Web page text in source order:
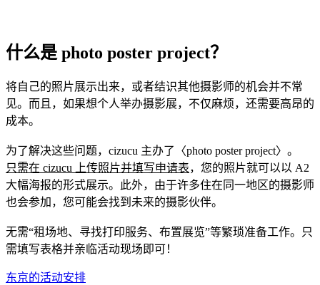
什么是 photo poster project？
将自己的照片展示出来，或者结识其他摄影师的机会并不常
见。而且，如果想个人举办摄影展，不仅麻烦，还需要高昂的
成本。
为了解决这些问题，cizucu 主办了〈photo poster project〉。
只需在 cizucu 上传照片并填写申请表，您的照片就可以以 A2
大幅海报的形式展示。此外，由于许多住在同一地区的摄影师
也会参加，您可能会找到未来的摄影伙伴。
无需“租场地、寻找打印服务、布置展览”等繁琐准备工作。只
需填写表格并亲临活动现场即可！
东京的活动安排